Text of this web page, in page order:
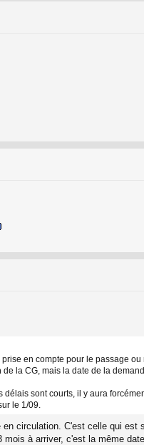
en compte pour le passage
la CG, mais la date de la
sont courts, il y aura
le 1/09.
circulation. C'est celle qui est
à arriver, c'est la même